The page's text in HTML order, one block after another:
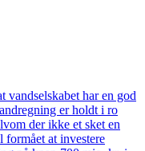
vandselskabet har en god
er holdt i ro
der ikke et sket en
formået at investere